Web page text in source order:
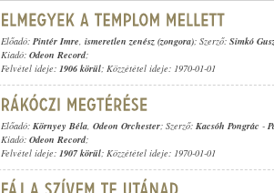
Előadó: Pintér Imre, ismeretlen zenész (zongora); Szerző: Simkó
Kiadó: Odeon Record;
Felvétel ideje: 1906 körül; Közzététel ideje: 1970-01-01
Előadó: Környey Béla, Odeon Orchester; Szerző: Kacsóh Pongrác -
Kiadó: Odeon Record;
Felvétel ideje: 1907 körül; Közzététel ideje: 1970-01-01